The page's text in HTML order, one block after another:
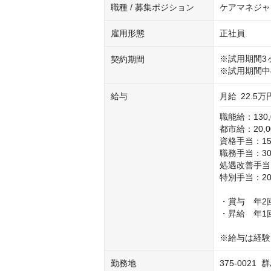
職種 / 募集ポジション ケアマネジ
雇用形態 正社員
契約期間
※試用期間3
※試用期間
給与 月給 22.5万
職能給：
都市給：
資格手当：
職務手当：
処遇改善手
特別手当：
・賞与　年
・昇給　年1
※給与は経験
勤務地 375-0021 群